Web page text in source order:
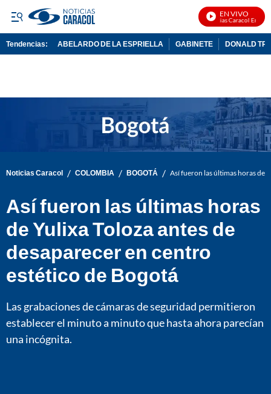
EN VIVO
Noticias Caracol En Vivo
Tendencias: ABELARDO DE LA ESPRIELLA GABINETE DONALD
Noticias Caracol / COLOMBIA / BOGOTÁ / Así fueron las últimas horas de
Así fueron las últimas horas
de Yulixa Toloza antes de
desaparecer en centro
estético de Bogotá
Las grabaciones de cámaras de seguridad permitieron
establecer el minuto a minuto que hasta ahora parecían
una incógnita.